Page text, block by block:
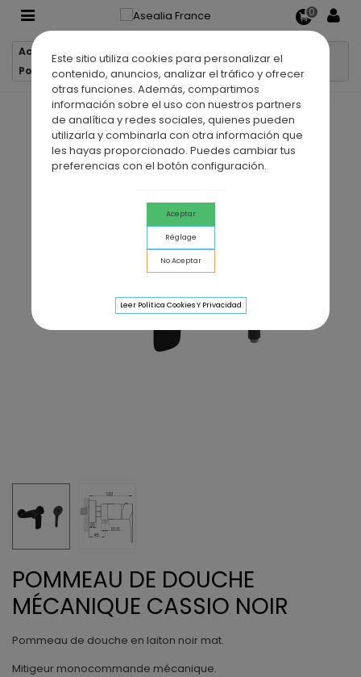
Este sitio utiliza cookies para personalizar el
contenido, anuncios, analizar el tráfico y ofrecer
otras funciones. Además, compartimos
información sobre el uso con nuestros partners
de analítica y redes sociales, quienes pueden
utilizarla y combinarla con otra información que
les hayas proporcionado. Puedes cambiar tus
preferencias con el botón configuración.
Aceptar
Réglage
No Aceptar
Leer Política Cookies Y Privacidad
0
Accueil
Pommeau de douche mécanique CASSIO NOIR
POMMEAU DE DOUCHE
MÉCANIQUE CASSIO NOIR
Pommeau de douche en laiton noir mat.
Mitigeur monocommande mécanique.